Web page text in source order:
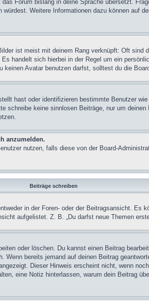
Forum bislang in deine Sprache übersetzt.
Weitere Informationen dazu können auf
ist meist mit deinem Rang verknüpft: Oft
handelt sich hierbei in der Regel um ein
Avatar benutzen darfst, solltest du die
hast oder identifizieren bestimmte Benutzer
schreibe keine sinnlosen Beiträge, nur um
anzumelden.
nutzen, falls diese von der Board-
Beiträge schreiben
in der Foren- oder der Beitragsansicht. Es
aufgelistet. Z. B. „Du darfst neue Themen
oder löschen. Du kannst einen Beitrag
bereits jemand auf deinen Beitrag
Dieser Hinweis erscheint nicht, wenn
eine Notiz hinterlassen, warum dein Beitrag